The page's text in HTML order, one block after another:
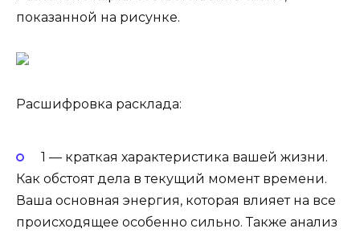
показанной на рисунке.
Расшифровка расклада:
1 — краткая характеристика вашей жизни.
Как обстоят дела в текущий момент времени.
Ваша основная энергия, которая влияет на все
происходящее особенно сильно. Также анализ